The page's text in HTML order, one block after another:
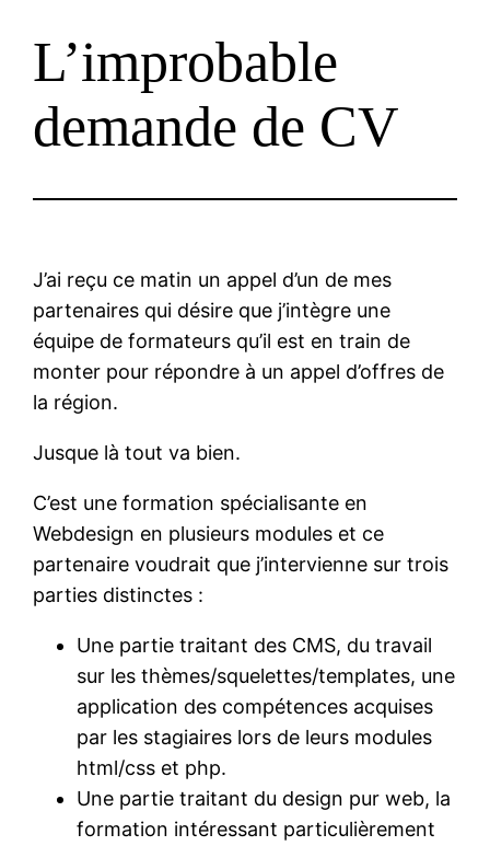
L’improbable
demande de CV
J’ai reçu ce matin un appel d’un de mes
partenaires qui désire que j’intègre une
équipe de formateurs qu’il est en train de
monter pour répondre à un appel d’offres de
la région.
Jusque là tout va bien.
C’est une formation spécialisante en
Webdesign en plusieurs modules et ce
partenaire voudrait que j’intervienne sur trois
parties distinctes :
Une partie traitant des CMS, du travail
sur les thèmes/squelettes/templates, une
application des compétences acquises
par les stagiaires lors de leurs modules
html/css et php.
Une partie traitant du design pur web, la
formation intéressant particulièrement